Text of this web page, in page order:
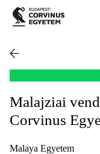
Malajziai
Corvinus
Malaya Egyetem